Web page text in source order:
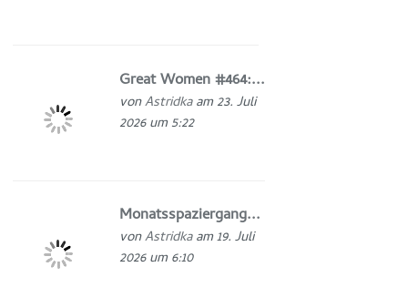
Great Women #464:...
vonAstridkaam 23. Juli
2026 um 5:22
Monatsspaziergang...
vonAstridkaam 19. Juli
2026 um 6:10